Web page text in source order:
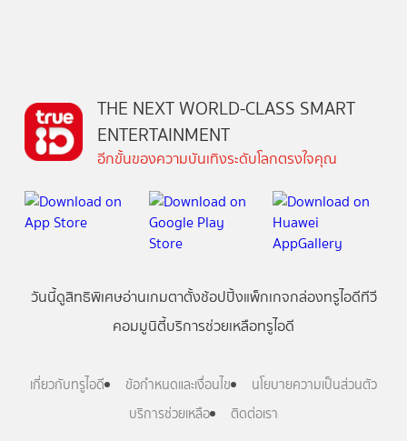
THE NEXT WORLD-CLASS SMART
ENTERTAINMENT
อีกขั้นของความบันเทิงระดับโลกตรงใจคุณ
วันนี้ดูสิทธิพิเศษอ่านเกมตาตั้งช้อปปิ้งแพ็กเกจกล่องทรูไอดีทีวี
คอมมูนิตี้บริการช่วยเหลือทรูไอดี
เกี่ยวกับทรูไอดี ข้อกำหนดและเงื่อนไข
นโยบายความเป็นส่วนตัว
บริการช่วยเหลือ
ติดต่อเรา